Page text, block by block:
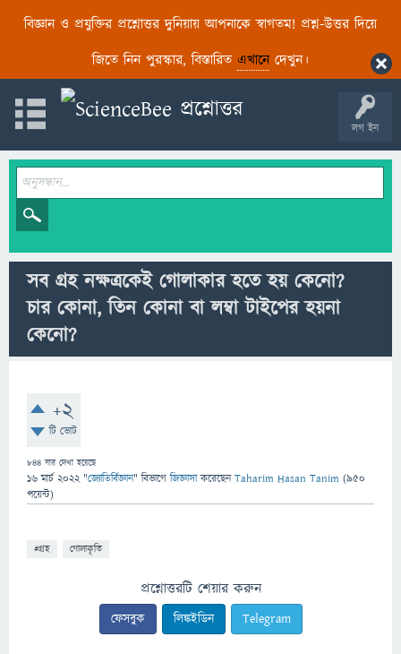
বিজ্ঞান ও প্রযুক্তির প্রশ্নোত্তর দুনিয়ায় আপনাকে স্বাগতম! প্রশ্ন-উত্তর দিয়ে
জিতে নিন পুরস্কার, বিস্তারিত এখানেদেখুন।
লগ ইন
সব গ্রহ নক্ষত্রকেই গোলাকার হতে হয় কেনো?
চার কোনা, তিন কোনা বা লম্বা টাইপের হয়না
কেনো?
+2
টি ভোট
844 বার দেখা হয়েছে
16 মার্চ 2022 "জ্যোতির্বিজ্ঞান" বিভাগে জিজ্ঞাসাকরেছেনTaharim Hasan Tanim (950
পয়েন্ট)
#গ্রহ গোলাকৃতি
প্রশ্নোত্তরটি শেয়ার করুন
ফেসবুক লিঙ্কইডিন Telegram